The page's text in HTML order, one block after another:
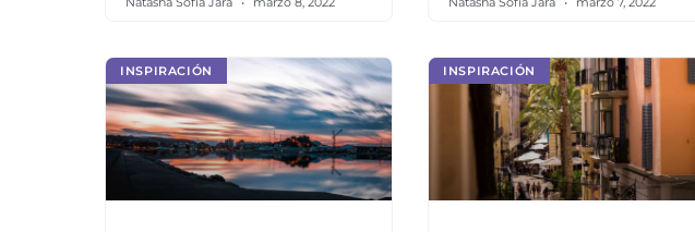
INSPIRACIÓN INSPIRACIÓN